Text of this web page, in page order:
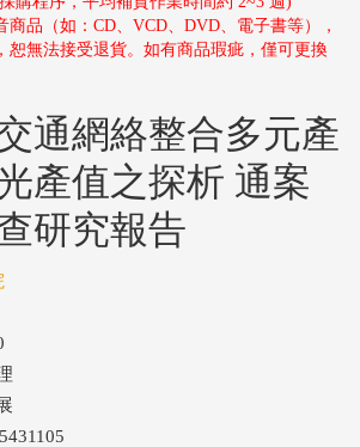
商品（如：CD、VCD、DVD、電子書等），
恕無法接受退貨。如有商品瑕疵，僅可更換
通網絡整合多元產
產值之探析 通案
研究報告